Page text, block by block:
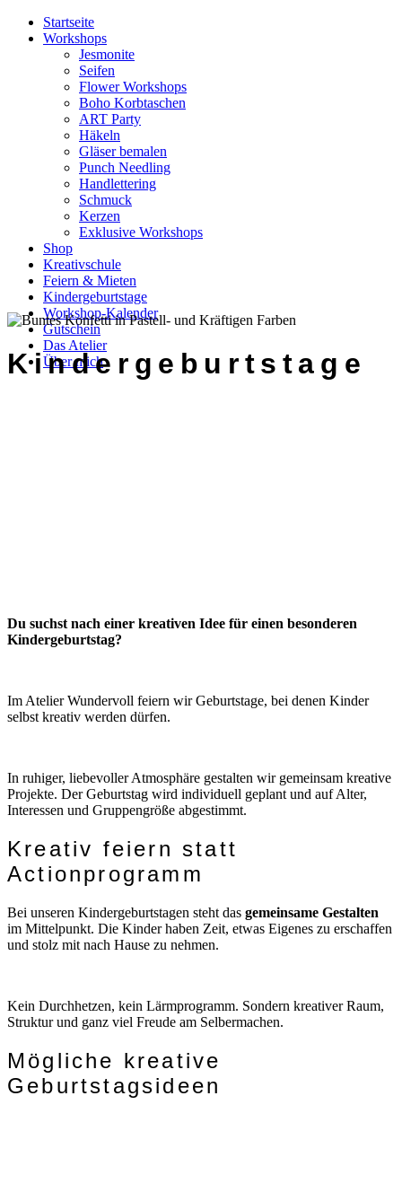
Startseite
Workshops
Jesmonite
Seifen
Flower Workshops
Boho Korbtaschen
ART Party
Häkeln
Gläser bemalen
Punch Needling
Handlettering
Schmuck
Kerzen
Exklusive Workshops
Shop
Kreativschule
Feiern & Mieten
Kindergeburtstage
Workshop-Kalender
Gutschein
Das Atelier
Über mich
Kindergeburtstage
Du suchst nach einer kreativen Idee für einen besonderen
Kindergeburtstag?
Im Atelier Wundervoll feiern wir Geburtstage, bei denen Kinder
selbst kreativ werden dürfen.
In ruhiger, liebevoller Atmosphäre gestalten wir gemeinsam kreative
Projekte. Der Geburtstag wird individuell geplant und auf Alter,
Interessen und Gruppengröße abgestimmt.
Kreativ feiern statt
Actionprogramm
Bei unseren Kindergeburtstagen steht das gemeinsame Gestalten
im Mittelpunkt. Die Kinder haben Zeit, etwas Eigenes zu erschaffen
und stolz mit nach Hause zu nehmen.
Kein Durchhetzen, kein Lärmprogramm. Sondern kreativer Raum,
Struktur und ganz viel Freude am Selbermachen.
Mögliche kreative
Geburtstagsideen